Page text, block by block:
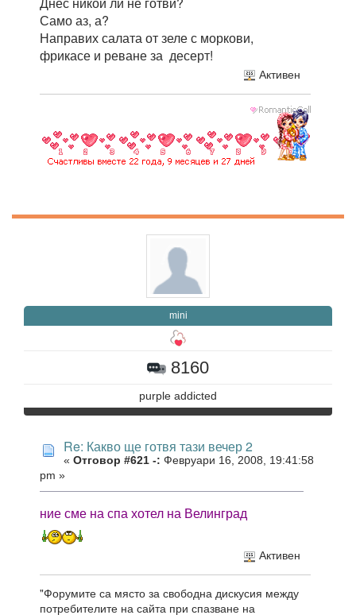
Само аз, а?
Направих салата от зеле с моркови,
фрикасе и реване за десерт!
Активен
mini
8160
purple addicted
Re: Какво ще готвя тази вечер 2
« Отговор #621 -: Февруари 16, 2008, 19:41:58
pm »
ние сме на спа хотел на Велинград
Активен
"Форумите са място за свободна дискусия между
потребителите на сайта при спазване на